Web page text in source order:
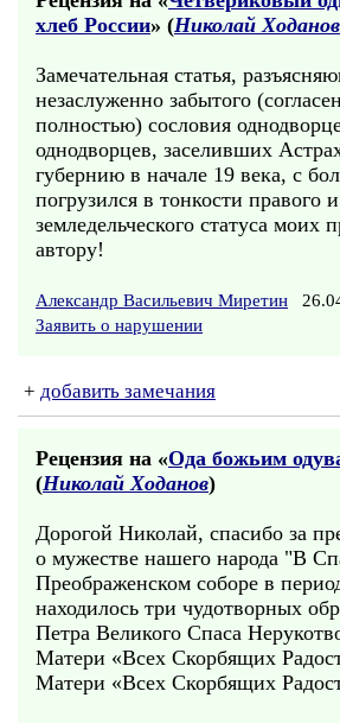
хлеб России» (Николай Ходанов
Замечательная статья,
незаслуженно забытого
полностью) сословия
однодворцев, заселивших
губернию в начале 19 века, с
погрузился в тонкости правого и
земледельческого статуса моих
автору!
Александр Васильевич Миретин
Заявить о нарушении
+ добавить замечания
Рецензия на «Ода божьим
(Николай Ходанов)
Дорогой Николай, спасибо за
о мужестве нашего народа "В
Преображенском соборе в
находилось три чудотворных
Петра Великого Спаса
Матери «Всех Скорбящих
Матери «Всех Скорбящих